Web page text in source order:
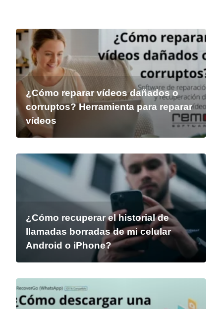
¿Cómo reparar vídeos dañados o
corruptos? Herramienta para reparar
vídeos
¿Cómo recuperar el historial de
llamadas borradas de mi celular
Android o iPhone?